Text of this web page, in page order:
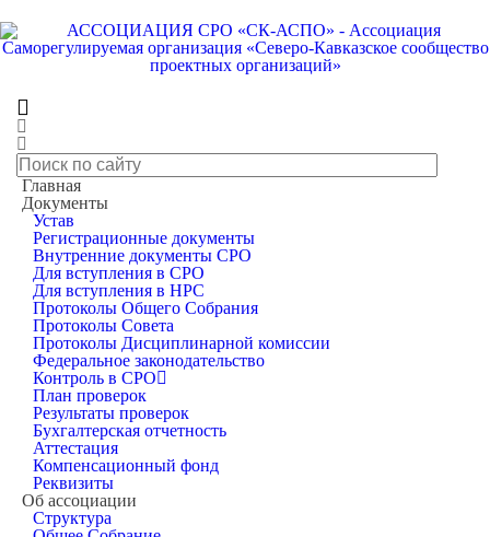
Главная
Документы
Устав
Регистрационные документы
Внутренние документы СРО
Для вступления в СРО
Для вступления в НРС
Протоколы Общего Собрания
Протоколы Совета
Протоколы Дисциплинарной комиссии
Федеральное законодательство
Контроль в СРО
План проверок
Результаты проверок
Бухгалтерская отчетность
Аттестация
Компенсационный фонд
Реквизиты
Об ассоциации
Структура
Главная
Документы
Протоколы Совета
2018
Протокол заседания Совета Ассоциации
№1 от 15 января 2018г.
Протокол заседания Совета Ассоциации №1 от 15 января 2018г.
Размер: 379.5 Кб